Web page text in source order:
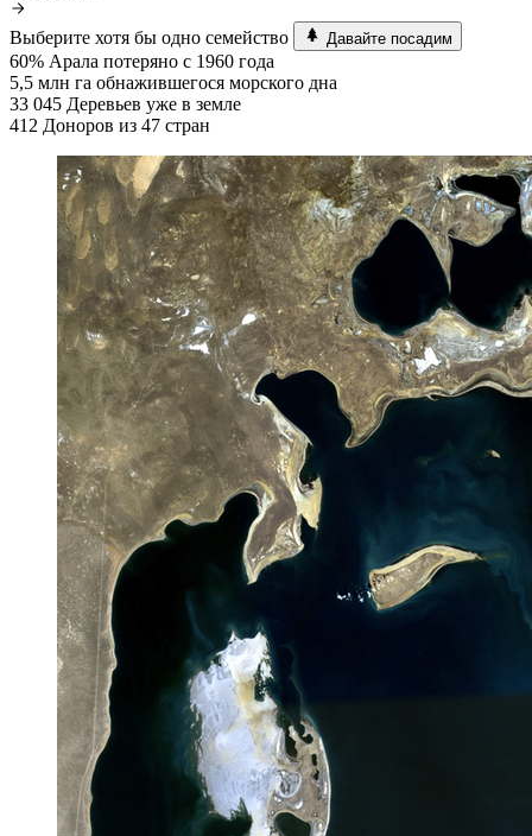
Выберите хотя бы одно семейство Давайте посадим
60% Арала потеряно с 1960 года
5,5 млн га обнажившегося морского дна
33 045 Деревьев уже в земле
412 Доноров из 47 стран